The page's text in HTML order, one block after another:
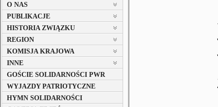
O NAS
PUBLIKACJE
HISTORIA ZWIĄZKU
REGION
KOMISJA KRAJOWA
INNE
GOŚCIE SOLIDARNOŚCI PWR
WYJAZDY PATRIOTYCZNE
HYMN SOLIDARNOŚCI